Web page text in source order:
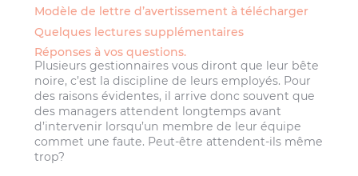
Modèle de lettre d’avertissement à télécharger
Quelques lectures supplémentaires
Réponses à vos questions.
Plusieurs gestionnaires vous diront que leur bête
noire, c’est la discipline de leurs employés. Pour
des raisons évidentes, il arrive donc souvent que
des managers attendent longtemps avant
d’intervenir lorsqu’un membre de leur équipe
commet une faute. Peut-être attendent-ils même
trop?